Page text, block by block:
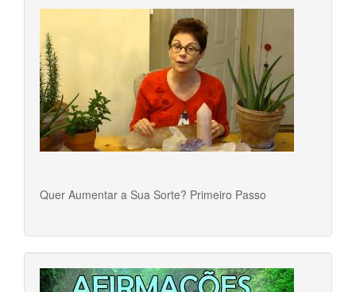
Quer Aumentar a Sua Sorte? Primeiro Passo